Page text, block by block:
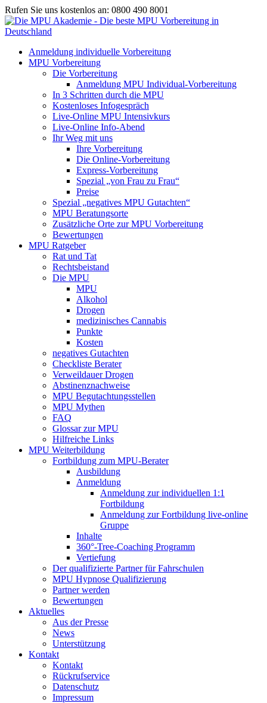
Rufen Sie uns kostenlos an: 0800 490 8001
Anmeldung individuelle Vorbereitung
MPU Vorbereitung
Die Vorbereitung
Anmeldung MPU Individual-Vorbereitung
In 3 Schritten durch die MPU
Kostenloses Infogespräch
Live-Online MPU Intensivkurs
Live-Online Info-Abend
Ihr Weg mit uns
Ihre Vorbereitung
Die Online-Vorbereitung
Express-Vorbereitung
Spezial „von Frau zu Frau“
Preise
Spezial „negatives MPU Gutachten“
MPU Beratungsorte
Zusätzliche Orte zur MPU Vorbereitung
Bewertungen
MPU Ratgeber
Rat und Tat
Rechtsbeistand
Die MPU
MPU
Alkohol
Drogen
medizinisches Cannabis
Punkte
Kosten
negatives Gutachten
Checkliste Berater
Verweildauer Drogen
Abstinenznachweise
MPU Begutachtungsstellen
MPU Mythen
FAQ
Glossar zur MPU
Hilfreiche Links
MPU Weiterbildung
Fortbildung zum MPU-Berater
Ausbildung
Anmeldung
Anmeldung zur individuellen 1:1
Fortbildung
Anmeldung zur Fortbildung live-online
Gruppe
Inhalte
360°-Tree-Coaching Programm
Vertiefung
Der qualifizierte Partner für Fahrschulen
MPU Hypnose Qualifizierung
Partner werden
Bewertungen
Aktuelles
Aus der Presse
News
Unterstützung
Kontakt
Kontakt
Rückrufservice
Datenschutz
Impressum